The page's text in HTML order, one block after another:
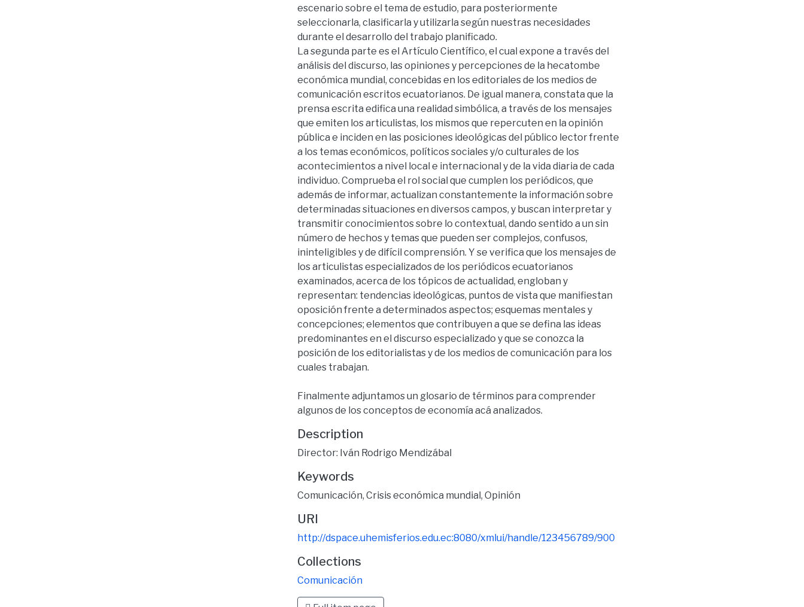
escenario sobre el tema de estudio, para posteriormente
seleccionarla, clasificarla y utilizarla según nuestras necesidades
durante el desarrollo del trabajo planificado.
La segunda parte es el Artículo Científico, el cual expone a través del
análisis del discurso, las opiniones y percepciones de la hecatombe
económica mundial, concebidas en los editoriales de los medios de
comunicación escritos ecuatorianos. De igual manera, constata que la
prensa escrita edifica una realidad simbólica, a través de los mensajes
que emiten los articulistas, los mismos que repercuten en la opinión
pública e inciden en las posiciones ideológicas del público lector frente
a los temas económicos, políticos sociales y/o culturales de los
acontecimientos a nivel local e internacional y de la vida diaria de cada
individuo. Comprueba el rol social que cumplen los periódicos, que
además de informar, actualizan constantemente la información sobre
determinadas situaciones en diversos campos, y buscan interpretar y
transmitir conocimientos sobre lo contextual, dando sentido a un sin
número de hechos y temas que pueden ser complejos, confusos,
ininteligibles y de difícil comprensión. Y se verifica que los mensajes de
los articulistas especializados de los periódicos ecuatorianos
examinados, acerca de los tópicos de actualidad, engloban y
representan: tendencias ideológicas, puntos de vista que manifiestan
oposición frente a determinados aspectos; esquemas mentales y
concepciones; elementos que contribuyen a que se defina las ideas
predominantes en el discurso especializado y que se conozca la
posición de los editorialistas y de los medios de comunicación para los
cuales trabajan.
Finalmente adjuntamos un glosario de términos para comprender
algunos de los conceptos de economía acá analizados.
Description
Director: Iván Rodrigo Mendizábal
Keywords
Comunicación, Crisis económica mundial, Opinión
URI
http://dspace.uhemisferios.edu.ec:8080/xmlui/handle/123456789/900
Collections
Comunicación